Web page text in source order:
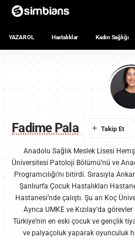
YAZAR OL Hastalıklar Kadın Sağlığı
Fadime Pala
Anadolu Sağlık Meslek Lisesi
Üniversitesi Patoloji Bölümü’nü ve
Programcılığı’nı bitirdi. Sırasıyla
Şanlıurfa Çocuk Hastalıkları
Hastanesi’nde çalıştı. Şu an Koç
Ayrıca UMKE ve Kızılay’da
Türkiye’nin en eski çocuk ve gençlik
ve palyaçoluk yaparak oyunculuk